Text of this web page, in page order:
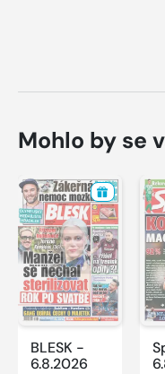
Mohlo by se
BLESK -
6.8.2026